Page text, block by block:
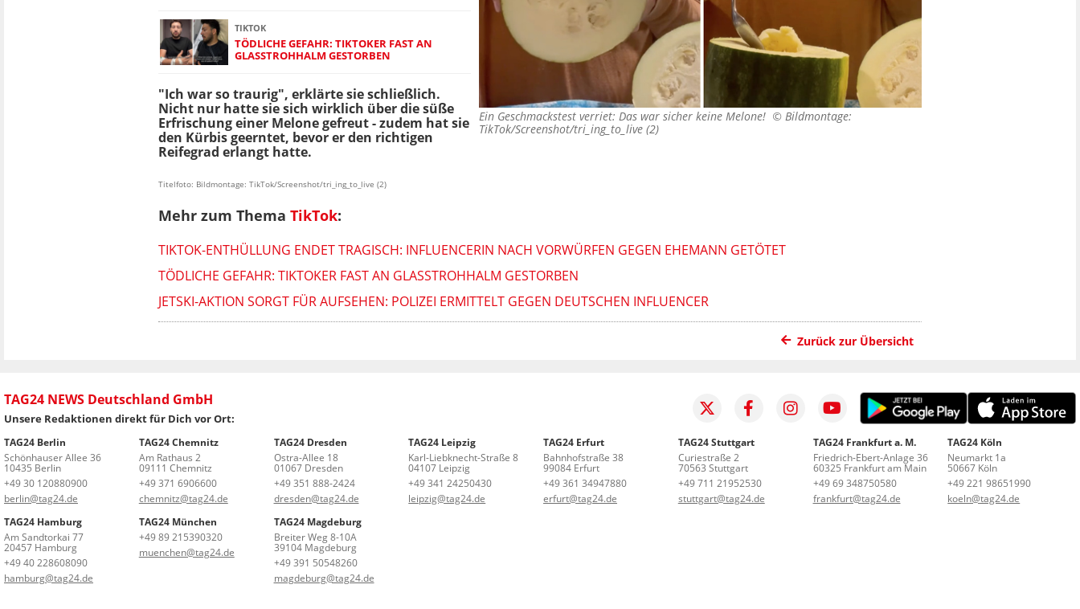
Ein Geschmackstest verriet: Das war sicher keine Melone! © Bildmontage:
TikTok/Screenshot/tri_ing_to_live (2)
TIKTOK
TÖDLICHE GEFAHR: TIKTOKER FAST AN
GLASSTROHHALM GESTORBEN
"Ich war so traurig", erklärte sie schließlich.
Nicht nur hatte sie sich wirklich über die süße
Erfrischung einer Melone gefreut - zudem hat sie
den Kürbis geerntet, bevor er den richtigen
Reifegrad erlangt hatte.
Titelfoto: Bildmontage: TikTok/Screenshot/tri_ing_to_live (2)
Mehr zum Thema TikTok:
TIKTOK-ENTHÜLLUNG ENDET TRAGISCH: INFLUENCERIN NACH VORWÜRFEN GEGEN EHEMANN GETÖTET
TÖDLICHE GEFAHR: TIKTOKER FAST AN GLASSTROHHALM GESTORBEN
JETSKI-AKTION SORGT FÜR AUFSEHEN: POLIZEI ERMITTELT GEGEN DEUTSCHEN INFLUENCER
Zurück zur Übersicht
TAG24 NEWS Deutschland GmbH
Unsere Redaktionen direkt für Dich vor Ort:
TAG24 Berlin
Schönhauser Allee 36
10435 Berlin
+49 30 120880900
berlin@tag24.de
TAG24 Chemnitz
Am Rathaus 2
09111 Chemnitz
+49 371 6906600
chemnitz@tag24.de
TAG24 Dresden
Ostra-Allee 18
01067 Dresden
+49 351 888-2424
dresden@tag24.de
TAG24 Leipzig
Karl-Liebknecht-Straße 8
04107 Leipzig
+49 341 24250430
leipzig@tag24.de
TAG24 Erfurt
Bahnhofstraße 38
99084 Erfurt
+49 361 34947880
erfurt@tag24.de
TAG24 Stuttgart
Curiestraße 2
70563 Stuttgart
+49 711 21952530
stuttgart@tag24.de
TAG24 Frankfurt a. M.
Friedrich-Ebert-Anlage 36
60325 Frankfurt am Main
+49 69 348750580
frankfurt@tag24.de
TAG24 Köln
Neumarkt 1a
50667 Köln
+49 221 98651990
koeln@tag24.de
TAG24 Hamburg
Am Sandtorkai 77
20457 Hamburg
+49 40 228608090
hamburg@tag24.de
TAG24 München
+49 89 215390320
muenchen@tag24.de
TAG24 Magdeburg
Breiter Weg 8-10A
39104 Magdeburg
+49 391 50548260
magdeburg@tag24.de